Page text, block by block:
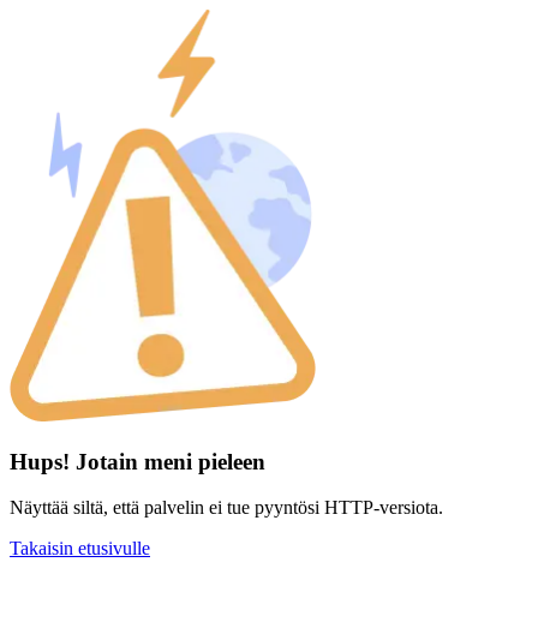
Hups! Jotain meni pieleen
Näyttää siltä, että palvelin ei tue pyyntösi HTTP-versiota.
Takaisin etusivulle